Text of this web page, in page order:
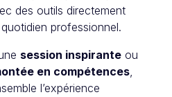
des outils directement
professionnel.
session inspiranteou
en compétences,
l’expérience